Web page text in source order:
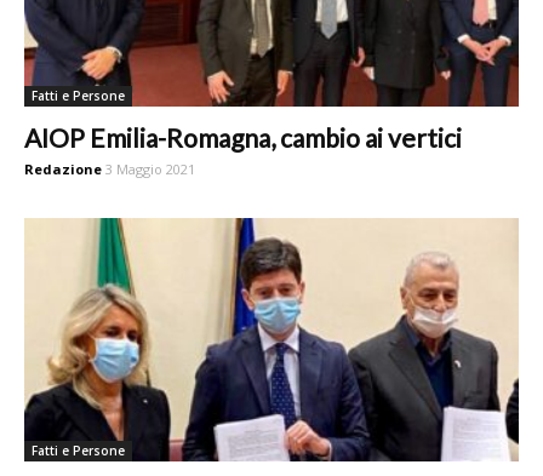
Fatti e Persone
AIOP Emilia-Romagna, cambio ai vertici
Redazione 3 Maggio 2021
Fatti e Persone